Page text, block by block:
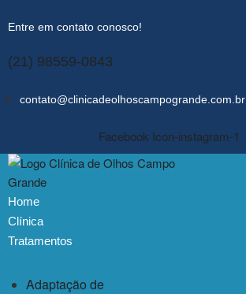
Entre em contato conosco!
(21) 98559-0843
contato@clinicadeolhoscampogrande.com.br
Facebook Icon-instagram-1
Home
Clínica
Tratamentos
Adaptação de